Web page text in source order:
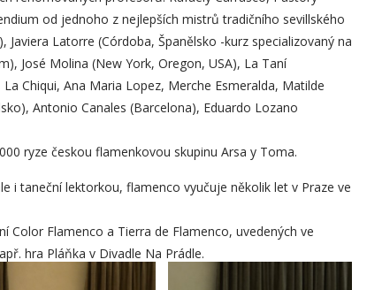
od jednoho z nejlepších mistrů tradičního sevillského
Javiera Latorre (Córdoba, Španělsko -kurz specializovaný na
José Molina (New York, Oregon, USA), La Taní
Chiqui, Ana Maria Lopez, Merche Esmeralda, Matilde
Antonio Canales (Barcelona), Eduardo Lozano
ryze českou flamenkovou skupinu Arsa y Toma.
i taneční lektorkou, flamenco vyučuje několik let v Praze ve
Color Flamenco a Tierra de Flamenco, uvedených ve
hra Pláňka v Divadle Na Prádle.